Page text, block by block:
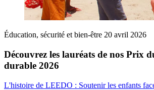
Éducation, sécurité et bien-être 20 avril 2026
Découvrez les lauréats de nos Prix
durable 2026
L'histoire de LEEDO : Soutenir les enfants